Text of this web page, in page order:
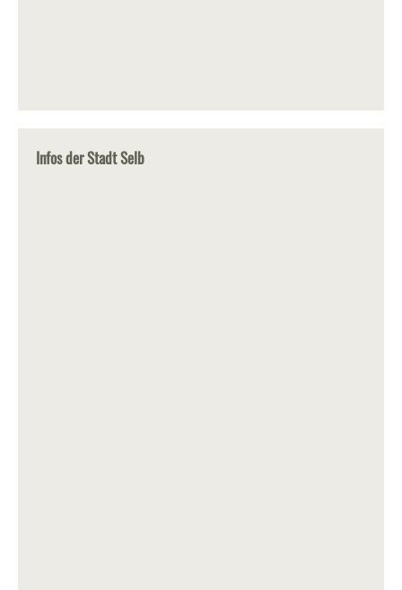
Infos der Stadt Selb